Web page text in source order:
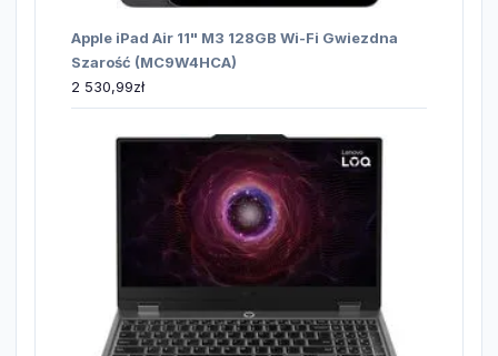
Apple iPad Air 11" M3 128GB Wi-Fi Gwiezdna
Szarość (MC9W4HCA)
2 530,99zł